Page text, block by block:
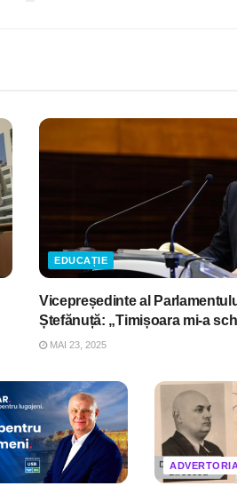
EDUCAȚIE
Vicepreședinte al
Ștefănuță: „Timișoara mi-a
MAI 23, 2025